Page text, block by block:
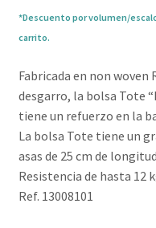
1,72€
1,96€
*Descuento por volumen/
carrito.
Fabricada en non woven
desgarro, la bolsa Tote
tiene un refuerzo en la
La bolsa Tote tiene un
asas de 25 cm de
Resistencia de hasta 12
Ref. 13008101